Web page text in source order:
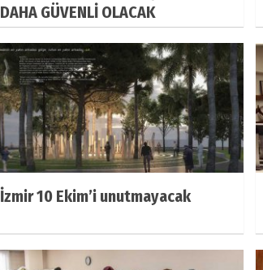
DAHA GÜVENLİ OLACAK
İzmir 10 Ekim’i unutmayacak